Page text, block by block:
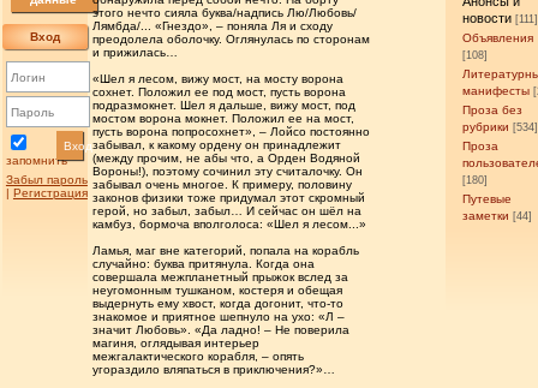
Вход
запомнить
Вход
Забыл пароль
| Регистрация
новости [111]
Объявления
[108]
манифесты
Проза без
рубрики [534]
Проза
[180]
Путевые
заметки [44]
этого нечто сияла буква/надпись Лю/Любовь/
Лямбда/... «Гнездо», – поняла Ля и сходу
преодолела оболочку. Оглянулась по сторонам
и прижилась…
«Шел я лесом, вижу мост, на мосту ворона
сохнет. Положил ее под мост, пусть ворона
подразмокнет. Шел я дальше, вижу мост, под
мостом ворона мокнет. Положил ее на мост,
пусть ворона попросохнет», – Лойсо постоянно
забывал, к какому ордену он принадлежит
(между прочим, не абы что, а Орден Водяной
Вороны!), поэтому сочинил эту считалочку. Он
забывал очень многое. К примеру, половину
законов физики тоже придумал этот скромный
герой, но забыл, забыл… И сейчас он шёл на
камбуз, бормоча вполголоса: «Шел я лесом...»
Ламья, маг вне категорий, попала на корабль
случайно: буква притянула. Когда она
совершала межпланетный прыжок вслед за
неугомонным тушканом, костеря и обещая
выдернуть ему хвост, когда догонит, что-то
знакомое и приятное шепнуло на ухо: «Л –
значит Любовь». «Да ладно! – Не поверила
магиня, оглядывая интерьер
межгалактического корабля, – опять
угораздило вляпаться в приключения?»…